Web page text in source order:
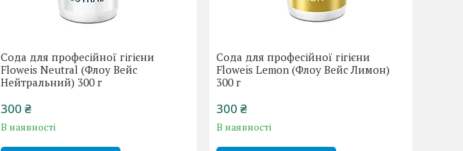
Сода для професійної гігієни
Floweis Neutral (Флоу Вейс
Нейтральний) 300 г
300 ₴
В наявності
Сода для професійної гігієни
Floweis Lemon (Флоу Вейс Лимон)
300 г
300 ₴
В наявності